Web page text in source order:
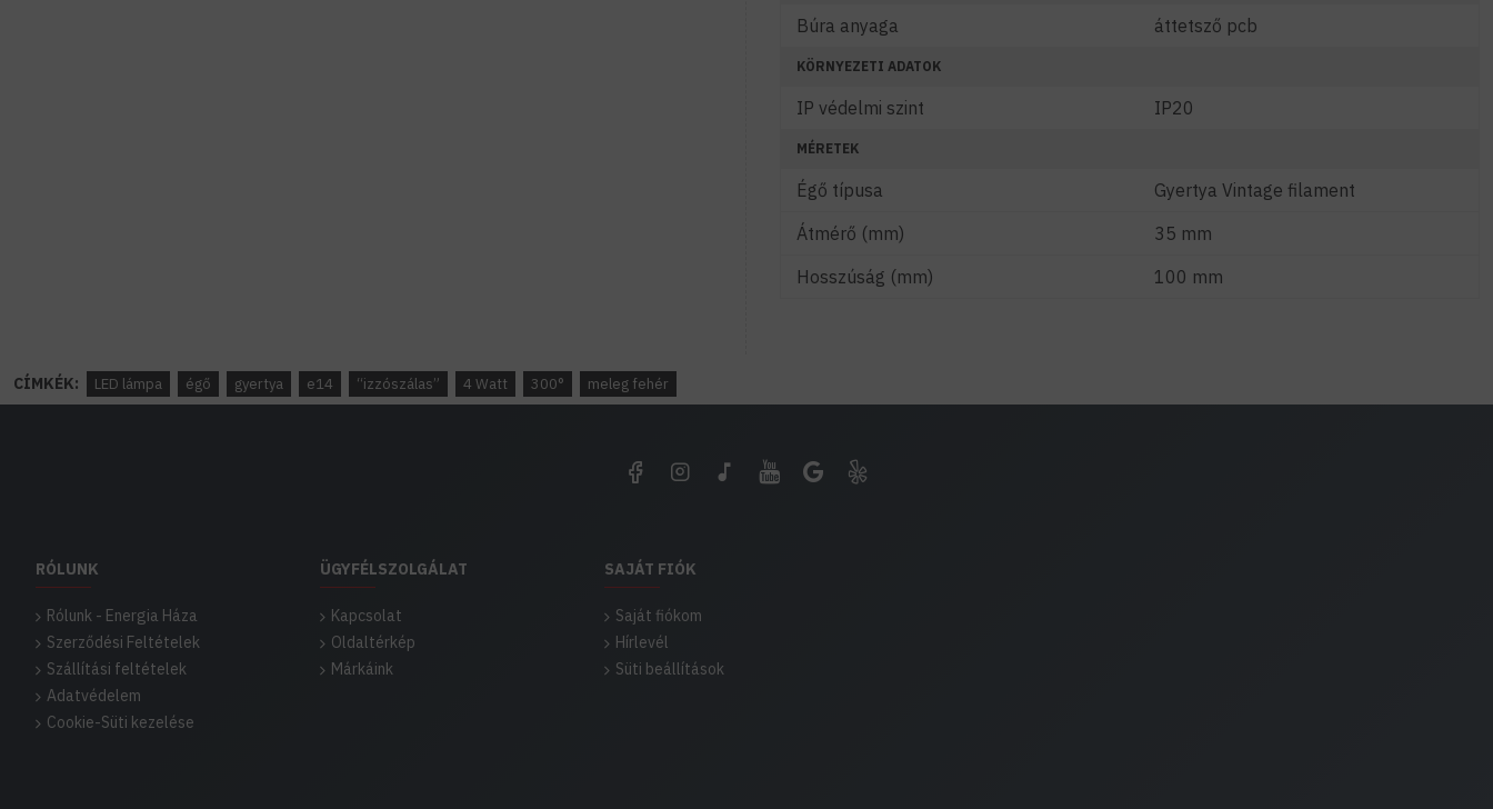
Búra anyaga áttetsző pcb
KÖRNYEZETI ADATOK
IP védelmi szint IP20
MÉRETEK
Égő típusa
Gyertya Vintage filament
Átmérő (mm)
35 mm
Hosszúság (mm)
100 mm
CÍMKÉK: LED lámpa égő gyertya e14 “izzószálas” 4 Watt 300° meleg fehér
RÓLUNK
Rólunk - Energia Háza
Szerződési Feltételek
Szállítási feltételek
Adatvédelem
Cookie-Süti kezelése
ÜGYFÉLSZOLGÁLAT
Kapcsolat
Oldaltérkép
Márkáink
SAJÁT FIÓK
Saját fiókom
Hírlevél
Süti beállítások